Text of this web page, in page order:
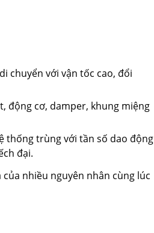
chuyển với vận tốc cao, đổi
động cơ, damper, khung miệng
thống trùng với tần số dao động
đại.
của nhiều nguyên nhân cùng lúc